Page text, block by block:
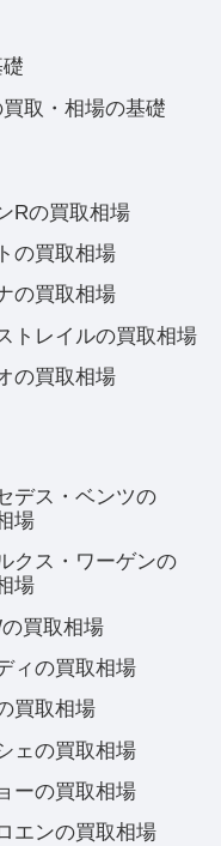
取・相場の基礎
Rの買取相場
の買取相場
の買取相場
トレイルの買取相場
の買取相場
デス・ベンツの
場
クス・ワーゲンの
場
買取相場
ィの買取相場
買取相場
ェの買取相場
ーの買取相場
エンの買取相場